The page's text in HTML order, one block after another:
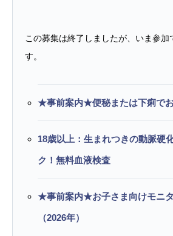
この募集は終了しましたが、いま参加
す。
★事前案内★便秘または下痢でお
18歳以上：生まれつきの動脈硬
ク！無料血液検査
★事前案内★お子さま向けモニ
（2026年）